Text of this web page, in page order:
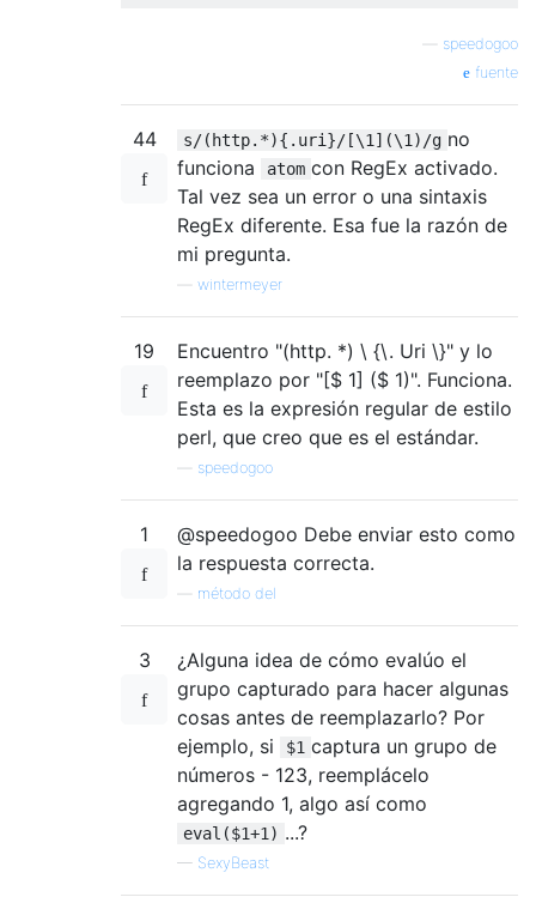
speedogoo
fuente
44 s/(http.*){.uri}/[\1](\1)/g no
funciona
atom con RegEx activado.
Tal vez sea un error o una sintaxis
RegEx diferente. Esa fue la razón de
mi pregunta.
wintermeyer
19
Encuentro "(http. *) \ {\. Uri \}" y lo
reemplazo por "[$ 1] ($ 1)". Funciona.
Esta es la expresión regular de estilo
perl, que creo que es el estándar.
speedogoo
1
@speedogoo Debe enviar esto como
la respuesta correcta.
método del
3
¿Alguna idea de cómo evalúo el
grupo capturado para hacer algunas
cosas antes de reemplazarlo? Por
ejemplo, si
$1 captura un grupo de
números - 123, reemplácelo
agregando 1, algo así como
eval($1+1) ...?
— SexyBeast